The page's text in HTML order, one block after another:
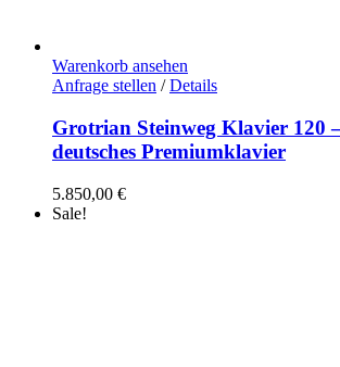
Warenkorb ansehen
Anfrage stellen / Details
Grotrian Steinweg Klavier 120
deutsches Premiumklavier
5.850,00 €
Sale!